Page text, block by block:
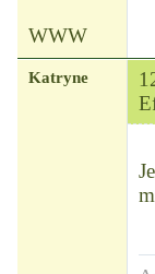
WWW
Katryne